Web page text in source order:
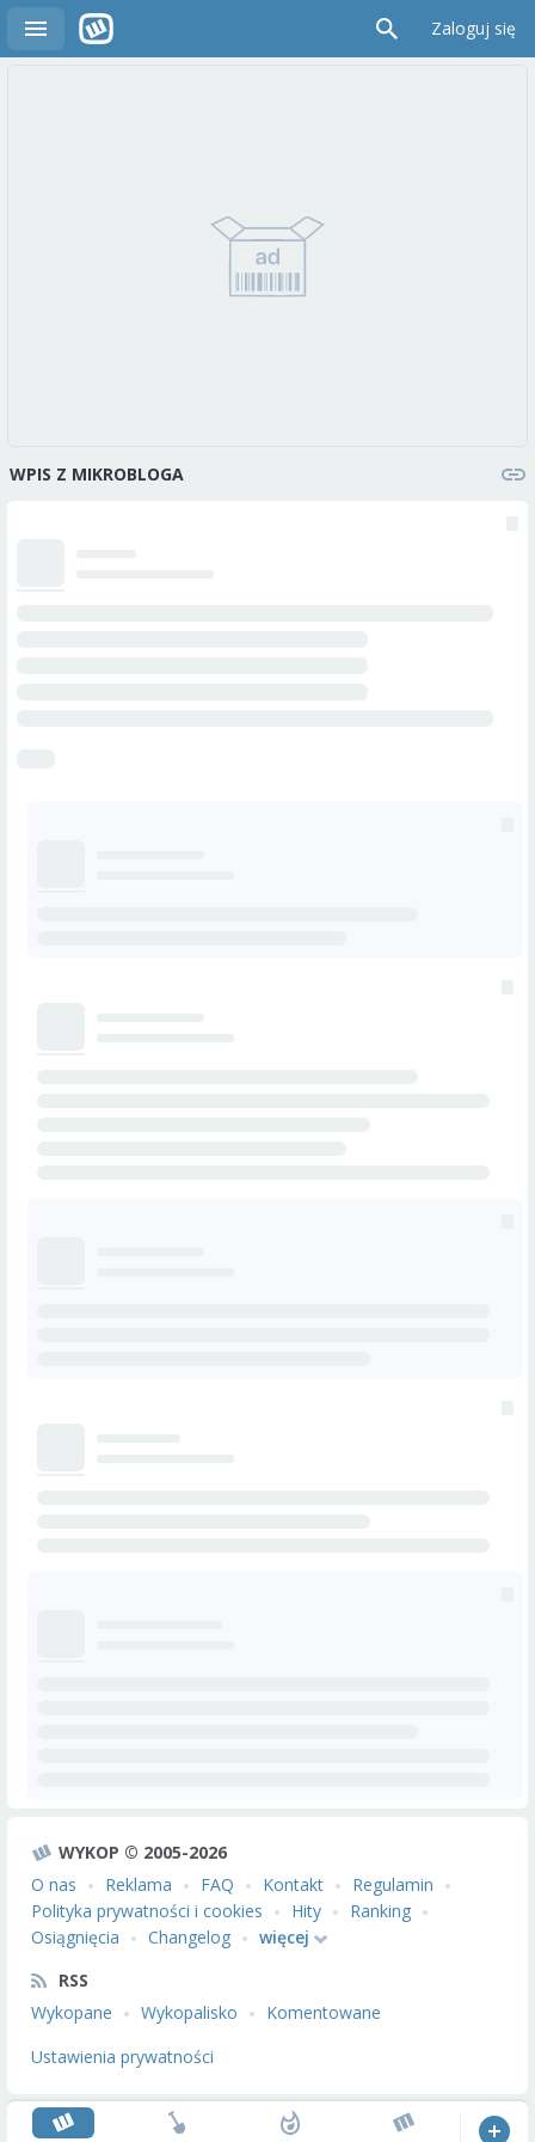
Zaloguj się
WPIS Z MIKROBLOGA
WYKOP © 2005-2026
O nas
Reklama FAQ Kontakt
Regulamin
Polityka prywatności i cookies
Hity
Ranking
Osiągnięcia
Changelog
więcej
RSS
Wykopane
Wykopalisko
Komentowane
Ustawienia prywatności